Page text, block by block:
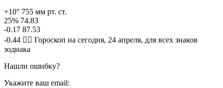
+10° 755 мм рт. ст.
25% 74.83
-0.17 87.53
-0.44 🧙‍♀ Гороскоп на сегодня, 24 апреля, для всех знаков
зодиака
Нашли ошибку?
Укажите ваш email: